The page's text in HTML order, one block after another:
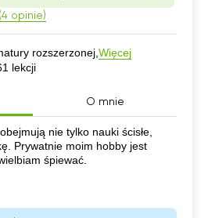
(4 opinie)
rozszerzonej, Więcej
lekcji
O mnie
nie tylko nauki ścisłe,
Prywatnie moim hobby jest
śpiewać.